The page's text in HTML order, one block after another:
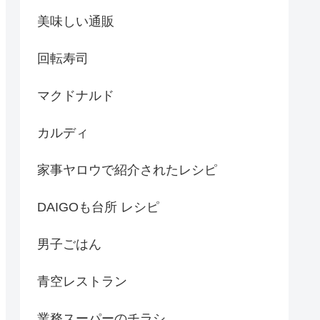
美味しい通販
回転寿司
マクドナルド
カルディ
家事ヤロウで紹介されたレシピ
DAIGOも台所 レシピ
男子ごはん
青空レストラン